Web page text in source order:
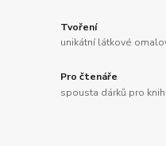
Tvoření
unikátní látkové
Pro čtenáře
spousta dárků pro